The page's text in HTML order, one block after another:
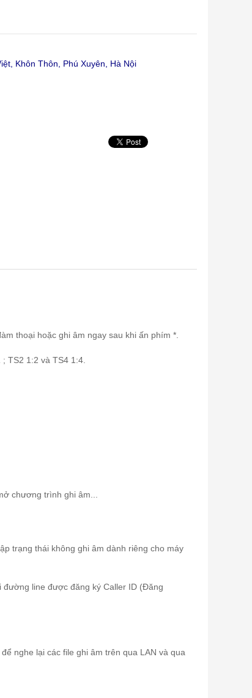
Khôn Thôn, Phú Xuyên, Hà Nội
thoại hoặc ghi âm ngay sau khi ấn phím *.
TS2 1:2 và TS4 1:4.
chương trình ghi âm...
trạng thái không ghi âm dành riêng cho máy
line được đăng ký Caller ID (Đăng
nghe lại các file ghi âm trên qua LAN và qua